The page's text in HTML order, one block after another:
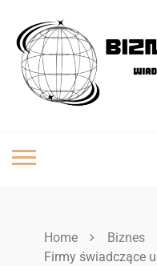
content
Home
Biznes
Firmy świadczące